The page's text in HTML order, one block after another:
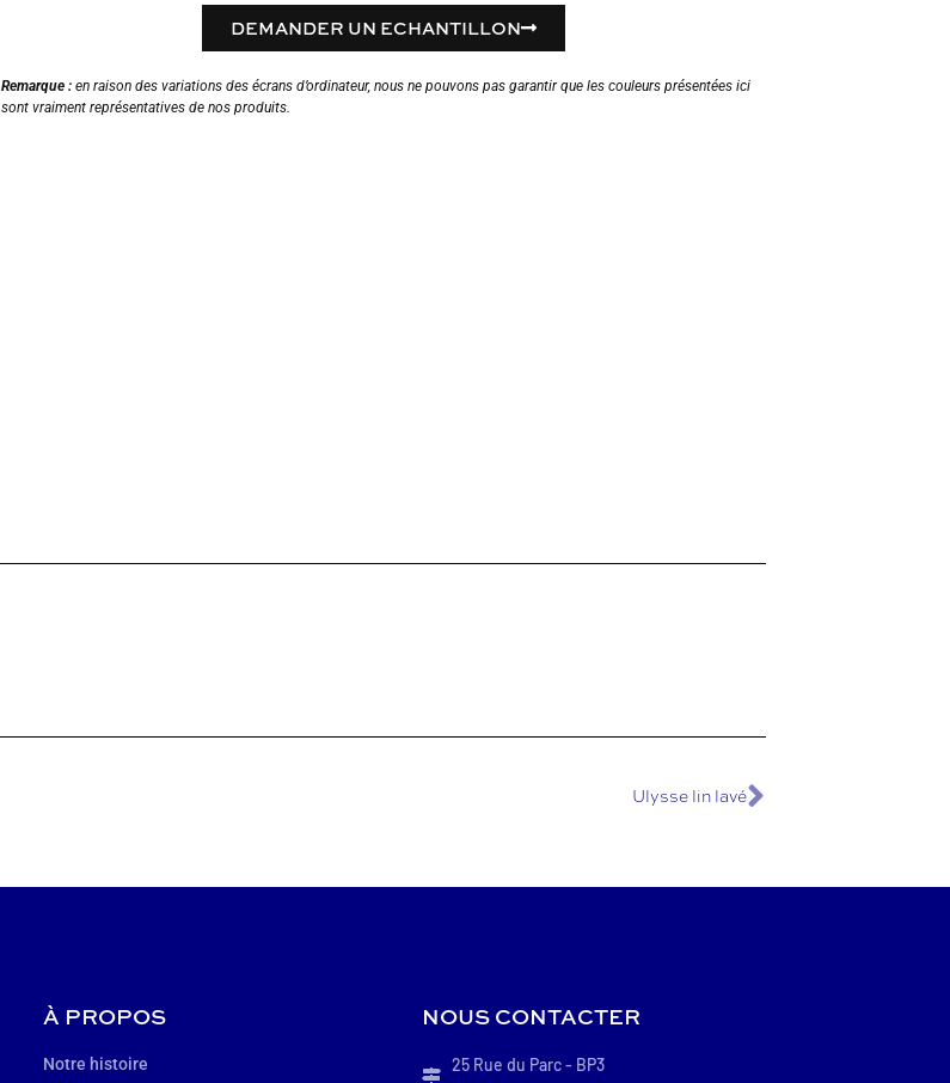
DEMANDER UN ECHANTILLON
Remarque : en raison des variations des écrans d’ordinateur, nous ne pouvons pas garantir que les couleurs présentées ici
sont vraiment représentatives de nos produits.
Ulysse lin lavé
À PROPOS
Notre histoire
NOUS CONTACTER
25 Rue du Parc - BP3